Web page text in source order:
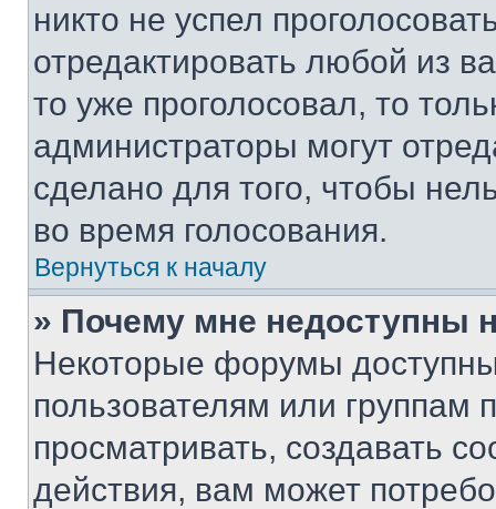
никто не успел
отредактировать любой из
то уже проголосовал, то
администраторы могут
сделано для того, чтобы
во время голосования.
Вернуться к началу
» Почему мне недоступны
Некоторые форумы
пользователям или группам
просматривать, создавать
действия, вам может